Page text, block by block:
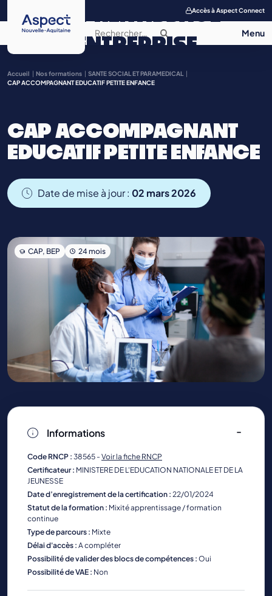
Accès à Aspect Connect
APPRENTISSAGE
ENTREPRISE
SALON DE
CONTACT
Accueil Nos formations
SANTE SOCIAL ET PARAMEDICAL
CAP ACCOMPAGNANT EDUCATIF PETITE ENFANCE
CAP ACCOMPAGNANT
EDUCATIF PETITE ENFANCE
Date de mise à jour : 02 mars 2026
CAP, BEP 24 mois
Informations
Code RNCP : 38565 - Voir la fiche RNCP
Certificateur : MINISTERE DE L'EDUCATION NATIONALE ET DE LA
JEUNESSE
Date d’enregistrement de la certification : 22/01/2024
Statut de la formation : Mixité apprentissage / formation
continue
Type de parcours : Mixte
Délai d'accès : A compléter
Possibilité de valider des blocs de compétences : Oui
Possibilité de VAE : Non